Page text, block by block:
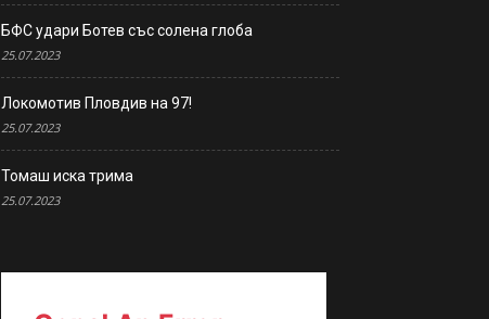
БФС удари Ботев със солена глоба
25.07.2023
Локомотив Пловдив на 97!
25.07.2023
Томаш иска трима
25.07.2023